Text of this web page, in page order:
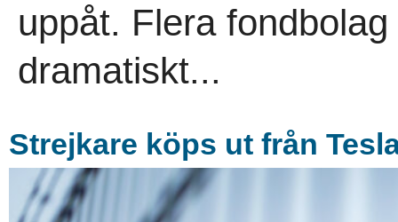
uppåt. Flera
dramatiskt...
Strejkare köps ut från